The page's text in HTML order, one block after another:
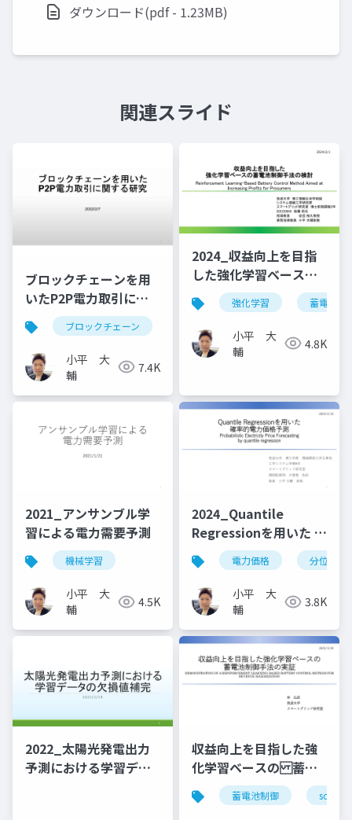
ダウンロード(pdf - 1.23MB)
関連スライド
ブロックチェーンを用
いたP2P電力取引に関
する研究ブロックチェーン
小平 大
輔
7.4K
2024_収益向上を目指
した強化学習ベースの
蓄電池制御手法の検討
強化学習 蓄電池
小平 大
輔
4.8K
2021_アンサンブル学
習による電力需要予測
機械学習
小平 大
輔
4.5K
2024_Quantile
Regressionを用いた 確
率的電力価格予測
電力価格 分位点予
小平 大
輔
3.8K
2022_太陽光発電出力
予測における学習デー
収益向上を目指した強
化学習ベースの 蓄電
池制御手法の実証
蓄電池制御 soc